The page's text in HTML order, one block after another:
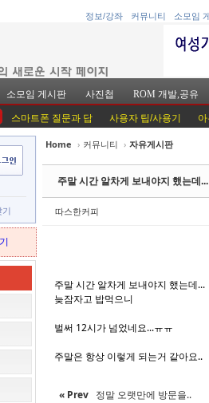
정보/강좌 커뮤니티 소모임
소모임 게시판 사진첩 ROM 개발,공유
스마트폰 질문과 답 사용자 팁/사용기
기
Home › 커뮤니티 › 자유게시판
주말 시간 알차게 보내야지 했는데...
따스한커피
주말 시간 알차게 보내야지 했는데...
늦잠자고 밥먹으니
벌써 12시가 넘었네요...ㅠㅠ
주말은 항상 이렇게 되는거 같아요..
« Prev 정말 오랫만에 방문을..
스케치북5
스케치북5
스케치북5
스케치북5